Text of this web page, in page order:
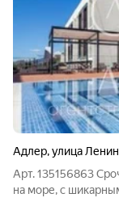
Адлер,улица
Арт. 135156863
на море, с